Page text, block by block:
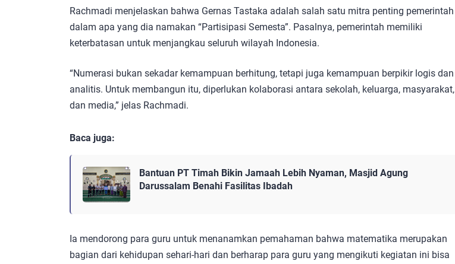
Rachmadi menjelaskan bahwa Gernas Tastaka adalah salah satu mitra penting pemerintah
dalam apa yang dia namakan “Partisipasi Semesta”. Pasalnya, pemerintah memiliki
keterbatasan untuk menjangkau seluruh wilayah Indonesia.
“Numerasi bukan sekadar kemampuan berhitung, tetapi juga kemampuan berpikir logis dan
analitis. Untuk membangun itu, diperlukan kolaborasi antara sekolah, keluarga, masyarakat,
dan media,” jelas Rachmadi.
Baca juga:
Bantuan PT Timah Bikin Jamaah Lebih Nyaman, Masjid Agung
Darussalam Benahi Fasilitas Ibadah
Ia mendorong para guru untuk menanamkan pemahaman bahwa matematika merupakan
bagian dari kehidupan sehari-hari dan berharap para guru yang mengikuti kegiatan ini bisa